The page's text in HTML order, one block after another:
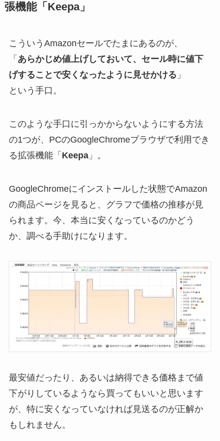
張機能「Keepa」
こういうAmazonセールでたまにあるのが、
「 あらかじめ値上げしておいて、セール時に値下
げすることで安くなったように見せかける 」
という手口。
このような手口に引っかからないようにする方法
の1つが、PCのGoogleChromeブラウザで利用でき
る拡張機能「 Keepa」。
GoogleChromeにインストールした状態でAmazon
の商品ページを見ると、グラフで価格の推移が見
られます。今、本当に安くなっているのかどう
か、調べる手助けになります。
最安値だったり、あるいは納得できる価格まで値
下がりしているようなら買ってもいいと思います
が、特に安くなっていなければ見送るのが正解か
もしれません。